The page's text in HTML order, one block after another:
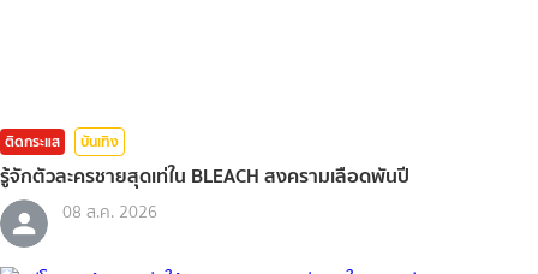
ติดกระแส บันเทิง
รู้จักตัวละครชายสุดเท่ใน BLEACH สงครามเลือดพันปี
08 ส.ค. 2026